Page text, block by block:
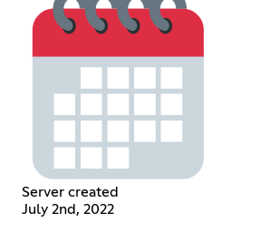
Server created
July 2nd, 2022